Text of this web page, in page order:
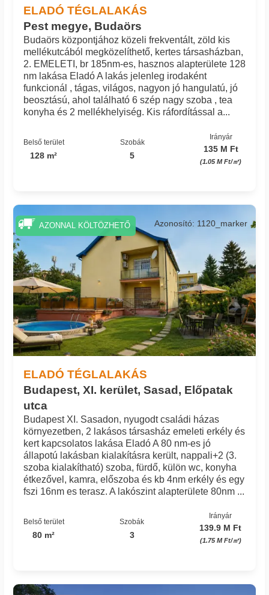
ELADÓ TÉGLALAKÁS
Pest megye, Budaörs
Budaörs központjához közeli frekventált, zöld kis
mellékutcából megközelíthető, kertes társasházban,
2. EMELETI, br 185nm-es, hasznos alapterülete 128
nm lakása Eladó A lakás jelenleg irodaként
funkcionál , tágas, világos, nagyon jó hangulatú, jó
beosztású, ahol található 6 szép nagy szoba , tea
konyha és 2 mellékhelyiség. Kis ráfordítással a...
Belső terület
128 m²
Szobák
5
Irányár
135 M Ft
(1.05 M Ft/㎡)
ELADÓ TÉGLALAKÁS
Budapest, XI. kerület, Sasad, Előpatak
utca
Azonosító: 1120_marker
Budapest XI. Sasadon, nyugodt családi házas
környezetben, 2 lakásos társasház emeleti erkély és
kert kapcsolatos lakása Eladó A 80 nm-es jó
állapotú lakásban kialakításra került, nappali+2 (3.
szoba kialakítható) szoba, fürdő, külön wc, konyha
étkezővel, kamra, előszoba és kb 4nm erkély és egy
fszi 16nm es terasz. A lakószint alapterülete 80nm ...
Belső terület
80 m²
Szobák
3
Irányár
139.9 M Ft
(1.75 M Ft/㎡)
AZONNAL KÖLTÖZHETŐ